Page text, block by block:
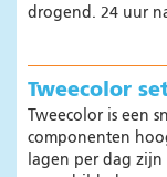
drogend. 24 uur
Tweecolor
Tweecolor is een
componenten
lagen per dag zijn